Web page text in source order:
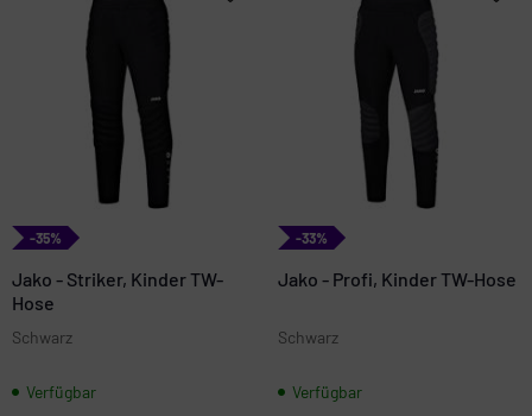
-35%
Jako - Striker, Kinder TW-
Hose
Schwarz
Verfügbar
-33%
Jako - Profi, Kinder TW-Hose
Schwarz
Verfügbar